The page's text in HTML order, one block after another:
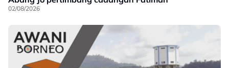
02/08/2026